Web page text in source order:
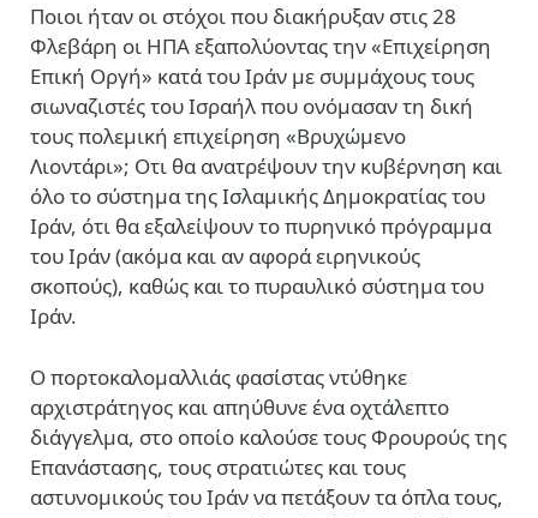
Ποιοι ήταν οι στόχοι που διακήρυξαν στις 28
Φλεβάρη οι ΗΠΑ εξαπολύοντας την «Επιχείρηση
Επική Οργή» κατά του Ιράν με συμμάχους τους
σιωναζιστές του Ισραήλ που ονόμασαν τη δική
τους πολεμική επιχείρηση «Βρυχώμενο
Λιοντάρι»; Οτι θα ανατρέψουν την κυβέρνηση και
όλο το σύστημα της Ισλαμικής Δημοκρατίας του
Ιράν, ότι θα εξαλείψουν το πυρηνικό πρόγραμμα
του Ιράν (ακόμα και αν αφορά ειρηνικούς
σκοπούς), καθώς και το πυραυλικό σύστημα του
Ιράν.
Ο πορτοκαλομαλλιάς φασίστας ντύθηκε
αρχιστράτηγος και απηύθυνε ένα οχτάλεπτο
διάγγελμα, στο οποίο καλούσε τους Φρουρούς της
Επανάστασης, τους στρατιώτες και τους
αστυνομικούς του Ιράν να πετάξουν τα όπλα τους,